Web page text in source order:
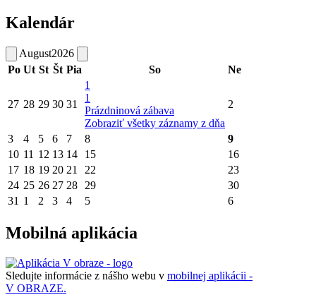
Kalendár
August2026
Po Ut St Št Pia So Ne
27 28 29 30 31
1
1
Prázdninová zábava
Zobraziť všetky záznamy z dňa
2
3 4 5 6 7 8
9
10 11 12 13 14 15
16
17 18 19 20 21 22
23
24 25 26 27 28 29
30
31 1 2 3 4 5 6
Mobilná aplikácia
Sledujte informácie z nášho webu v mobilnej aplikácii -
V OBRAZE.